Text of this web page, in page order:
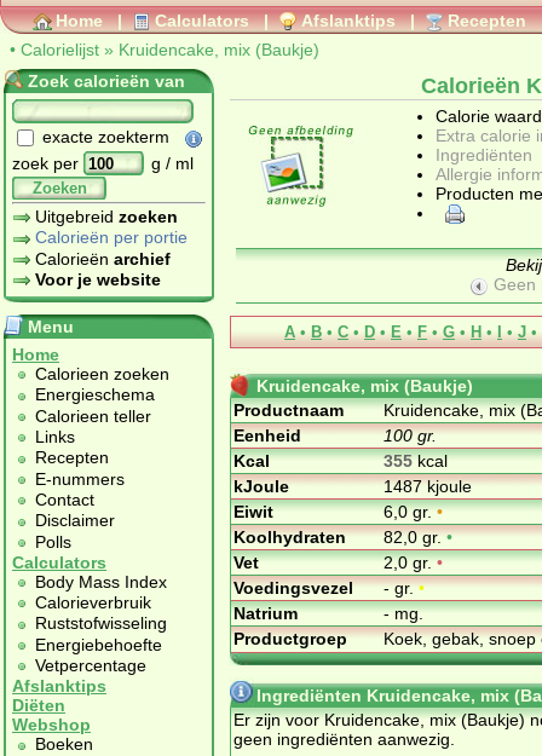
Home | Calculators | Afslanktips | Recepten
• Calorielijst » Kruidencake, mix (Baukje)
Zoek calorieën van
exacte zoekterm
zoek per
g / ml
Zoeken
Uitgebreid zoeken
Calorieën per portie
Calorieën archief
Voor je website
Menu
Home
Calorieen zoeken
Energieschema
Calorieen teller
Links
Recepten
E-nummers
Contact
Disclaimer
Polls
Calculators
Body Mass Index
Calorieverbruik
Ruststofwisseling
Energiebehoefte
Vetpercentage
Afslanktips
Diëten
Webshop
Boeken
Calorieën
Calorie
Extra calorie
Ingrediënten
Allergie
Producten
Geen
A • B • C • D • E • F • G • H • I • J •
Kruidencake, mix (Baukje)
Productnaam
Kruidencake, mix
Eenheid
100 gr.
Kcal
355kcal
kJoule
1487 kjoule
Eiwit
6,0 gr.•
Koolhydraten
82,0 gr.•
Vet
2,0 gr.•
Voedingsvezel
- gr.•
Natrium
- mg.
Productgroep
Koek, gebak,
Ingrediënten Kruidencake, mix
Er zijn voor Kruidencake, mix (Baukje)
geen ingrediënten aanwezig.